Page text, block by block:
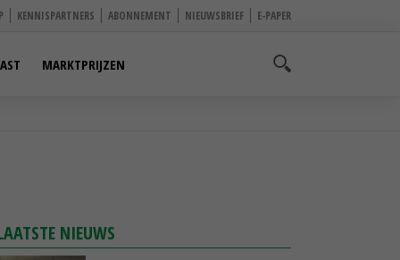
KENNISPARTNERS ABONNEMENT NIEUWSBRIEF E-PAPER
MARKTPRIJZEN
NIEUWS